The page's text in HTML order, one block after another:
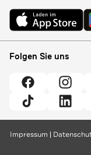
Folgen Sie uns
Impressum